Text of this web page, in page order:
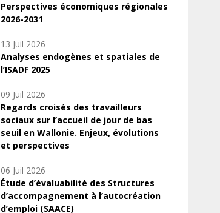
Perspectives économiques régionales
2026-2031
13 Juil 2026
Analyses endogènes et spatiales de
l’ISADF 2025
09 Juil 2026
Regards croisés des travailleurs
sociaux sur l’accueil de jour de bas
seuil en Wallonie. Enjeux, évolutions
et perspectives
06 Juil 2026
Étude d’évaluabilité des Structures
d’accompagnement à l’autocréation
d’emploi (SAACE)